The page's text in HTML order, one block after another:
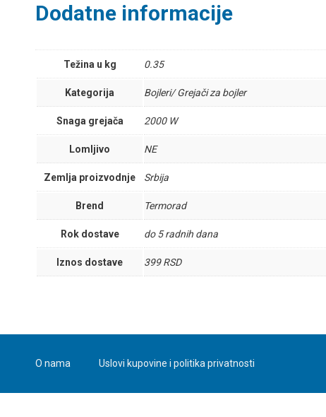
Dodatne informacije
Težina u kg 0.35
Kategorija Bojleri/ Grejači za bojler
Snaga grejača 2000 W
Lomljivo NE
Zemlja proizvodnje Srbija
Brend Termorad
Rok dostave do 5 radnih dana
Iznos dostave 399 RSD
O nama Uslovi kupovine i politika privatnosti